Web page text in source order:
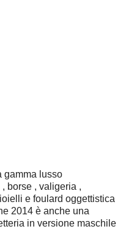
gamma lusso
borse , valigeria ,
e foulard oggettistica
2014 è anche una
in versione maschile